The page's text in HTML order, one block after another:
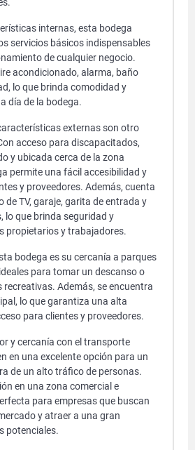
internas, esta bodega
servicios básicos indispensables
de cualquier negocio.
acondicionado, alarma, baño
lo que brinda comodidad y
día de la bodega.
externas son otro
acceso para discapacitados,
y ubicada cerca de la zona
permite una fácil accesibilidad y
y proveedores. Además, cuenta
de TV, garaje, garita de entrada y
lo que brinda seguridad y
propietarios y trabajadores.
bodega es su cercanía a parques
para tomar un descanso o
recreativas. Además, se encuentra
lo que garantiza una alta
para clientes y proveedores.
y cercanía con el transporte
en una excelente opción para un
de un alto tráfico de personas.
en una zona comercial e
para empresas que buscan
y atraer a una gran
potenciales.